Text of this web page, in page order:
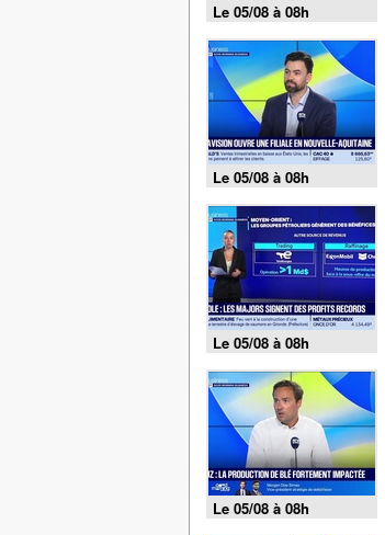
Le 05/08 à 08h
Le 05/08 à 08h
Le 05/08 à 08h
Le 05/08 à 08h